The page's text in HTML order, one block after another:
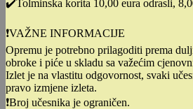
✔️Tolminska korita 10,00 eura odrasli,
❗️VAŽNE INFORMACIJE
Opremu je potrebno prilagoditi prema
obroke i piće u skladu sa važećim
Izlet je na vlastitu odgovornost, svaki
pravo izmjene izleta.
❗️Broj učesnika je ograničen.